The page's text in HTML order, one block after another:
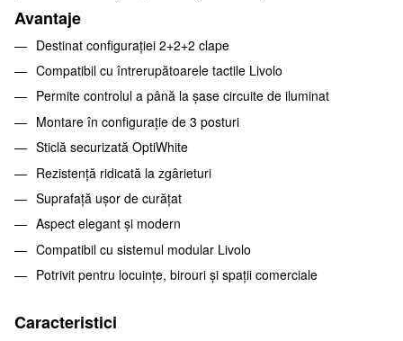
Avantaje
Destinat configurației 2+2+2 clape
Compatibil cu întrerupătoarele tactile Livolo
Permite controlul a până la șase circuite de iluminat
Montare în configurație de 3 posturi
Sticlă securizată OptiWhite
Rezistență ridicată la zgârieturi
Suprafață ușor de curățat
Aspect elegant și modern
Compatibil cu sistemul modular Livolo
Potrivit pentru locuințe, birouri și spații comerciale
Caracteristici